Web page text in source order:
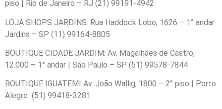
piso | Rio de Janeiro – RJ (21) 99191-4942
LOJA SHOPS JARDINS: Rua Haddock Lobo, 1626 – 1° andar
Jardins – SP (11) 99164-8805
BOUTIQUE CIDADE JARDIM: Av. Magalhães de Castro,
12.000 – 1° andar | São Paulo – SP (51) 99578-7844
BOUTIQUE IGUATEMI Av. João Wallig, 1800 – 2° piso | Porto
Alegre (51) 99418-3281